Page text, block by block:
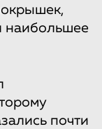
наибольшее
почти